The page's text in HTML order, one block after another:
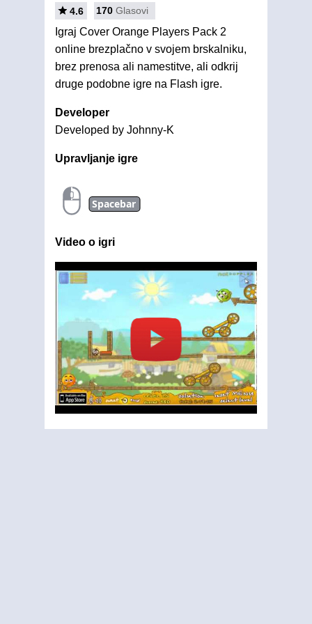
4.6 170 Glasovi
Igraj Cover Orange Players Pack 2
online brezplačno v svojem brskalniku,
brez prenosa ali namestitve, ali odkrij
druge podobne igre na Flash igre.
Developer
Developed by Johnny-K
Upravljanje igre
Spacebar
Video o igri